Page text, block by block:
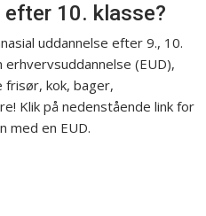
efter 10. klasse?
uddannelse efter 9., 10.
(EUD),
frisør, kok, bager,
Klik på nedenstående link for
med en EUD.